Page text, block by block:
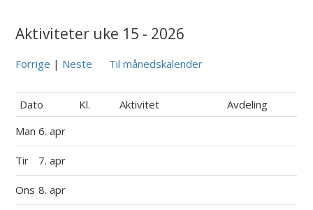
Aktiviteter uke 15 - 2026
Forrige | Neste Til månedskalender
Dato Kl. Aktivitet
Avdeling
Man6. apr
Tir 7. apr
Ons 8. apr